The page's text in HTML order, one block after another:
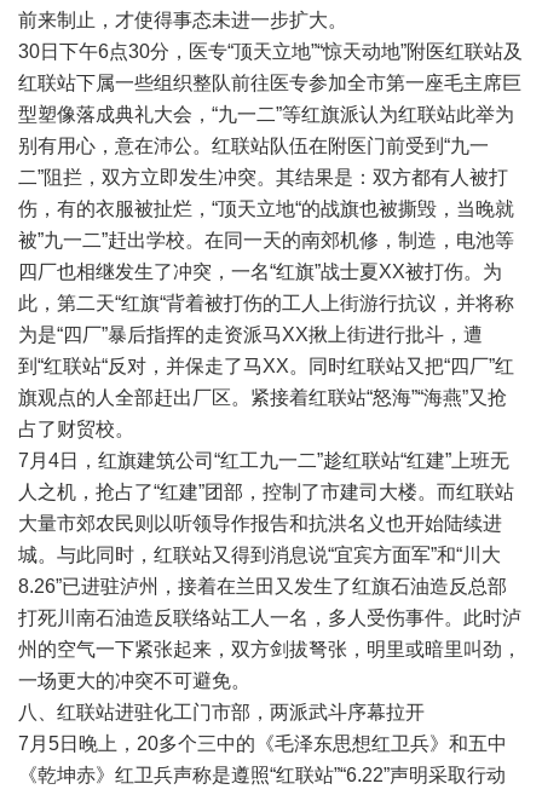
前来制止，才使得事态未进一步扩大。
30日下午6点30分，医专“顶天立地”“惊天动地”附医红联站及
红联站下属一些组织整队前往医专参加全市第一座毛主席巨
型塑像落成典礼大会，“九一二”等红旗派认为红联站此举为
别有用心，意在沛公。红联站队伍在附医门前受到“九一
二”阻拦，双方立即发生冲突。其结果是：双方都有人被打
伤，有的衣服被扯烂，“顶天立地“的战旗也被撕毁，当晚就
被”九一二”赶出学校。在同一天的南郊机修，制造，电池等
四厂也相继发生了冲突，一名“红旗”战士夏XX被打伤。为
此，第二天“红旗“背着被打伤的工人上街游行抗议，并将称
为是“四厂”暴后指挥的走资派马XX揪上街进行批斗，遭
到“红联站“反对，并保走了马XX。同时红联站又把“四厂”红
旗观点的人全部赶出厂区。紧接着红联站“怒海”“海燕”又抢
占了财贸校。
7月4日，红旗建筑公司“红工九一二”趁红联站“红建”上班无
人之机，抢占了“红建”团部，控制了市建司大楼。而红联站
大量市郊农民则以听领导作报告和抗洪名义也开始陆续进
城。与此同时，红联站又得到消息说“宜宾方面军”和“川大
8.26”已进驻泸州，接着在兰田又发生了红旗石油造反总部
打死川南石油造反联络站工人一名，多人受伤事件。此时泸
州的空气一下紧张起来，双方剑拔弩张，明里或暗里叫劲，
一场更大的冲突不可避免。
八、红联站进驻化工门市部，两派武斗序幕拉开
7月5日晚上，20多个三中的《毛泽东思想红卫兵》和五中
《乾坤赤》红卫兵声称是遵照“红联站”“6.22”声明采取行动